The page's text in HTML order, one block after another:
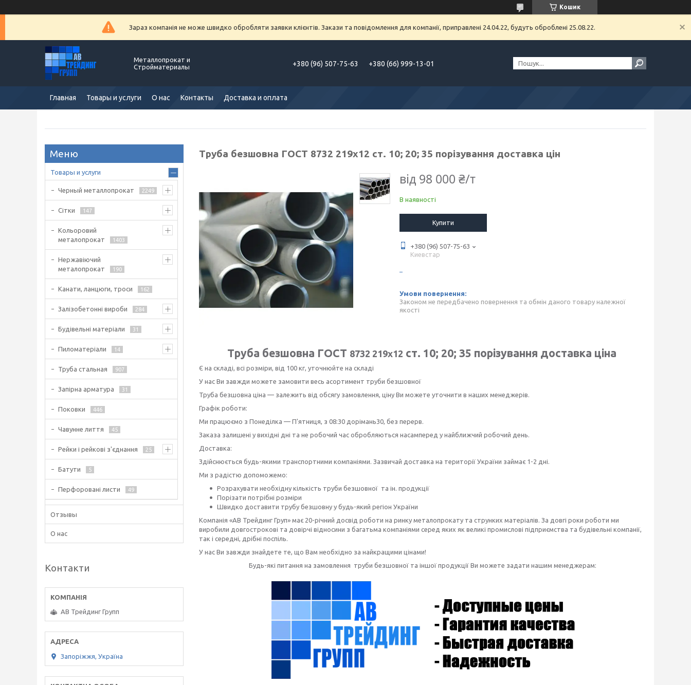
Кошик
Зараз компанія не може швидко обробляти заявки клієнтів. Закази та повідомлення для компанії, приправлені 24.04.22, будуть оброблені 25.08.22.
Металлопрокат и
Стройматериалы
+380 (96) 507-75-63 +380 (66) 999-13-01
Главная Товары и услуги О нас Контакты Доставка и оплата
Труба безшовна ГОСТ 8732 219х12 ст. 10; 20; 35 порізування доставка цін
від 98 000 ₴/т
В наявності
Купити
+380 (96) 507-75-63
Киевстар
Законом не передбачено повернення та обмін даного товару належної
якості
Труба безшовна ГОСТ 8732 219х12 ст. 10; 20; 35 порізування доставка ціна
Є на складі, всі розміри, від 100 кг, уточнюйте на складі
У нас Ви завжди можете замовити весь асортимент труби безшовної
Труба безшовна ціна — залежить від обсягу замовлення, ціну Ви можете уточнити в наших менеджерів.
Графік роботи:
Ми працюємо з Понеділка — П'ятниця, з 08:30 дорімань30, без перерв.
Заказа залишені у вихідні дні та не робочий час обробляються насамперед у найближчий робочий день.
Доставка:
Здійснюється будь-якими транспортними компаніями. Зазвичай доставка на території України займає 1-2 дні.
Ми з радістю допоможемо:
Розрахувати необхідну кількість труби безшовної та ін. продукції
Порізати потрібні розміри
Швидко доставити трубу безшовну у будь-який регіон України
Компанія «АВ Трейдинг Груп» має 20-річний досвід роботи на ринку металопрокату та струнких матеріалів. За довгі роки роботи ми
виробили довгострокові та довірчі відносини з багатьма компаніями серед яких як великі промислові підприємства та будівельні компанії,
так і середні, дрібні поспіль.
У нас Ви завжди знайдете те, що Вам необхідно за найкращими цінами!
Будь-які питання на замовлення труби безшовної та іншої продукції Ви можете задати нашим менеджерам:
Товары и услуги
Черный металлопрокат 2249
Сітки 147
Кольоровий
металопрокат
1403
Нержавіючий
металопрокат
190
Канати, ланцюги, троси 162
Залізобетонні вироби 284
Будівельні матеріали 31
Пиломатеріали 14
Труба стальная 907
Запірна арматура 31
Поковки 446
Чавунне лиття 45
Рейки і рейкові з'єднання 25
Батути 5
Перфоровані листи 49
Отзывы
О нас
Контакти
АВ Трейдинг Групп
Запоріжжя, Україна